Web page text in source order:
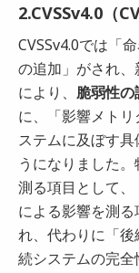
2.CVSSv4.0（
CVSSv4.0では「
の追加」がされ
により、 脆弱性
に、「影響メト
ステムに及ぼす
うになりました
測る項目として
による影響を測
れ、代わりに「
続システムの完